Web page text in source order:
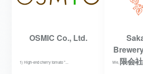
OSMIC Co., Ltd.
1) High-end cherry tomato "...
限会
We, “Sakae Soy